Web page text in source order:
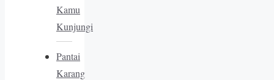
Kamu
Kunjungi
Pantai
Karang